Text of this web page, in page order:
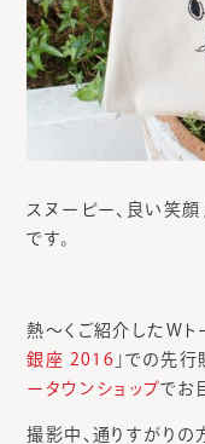
スヌーピー、良い笑
です。
熱～くご紹介したWト
銀座 2016 」での先
ータウンショップでお
撮影中、通りすがりの